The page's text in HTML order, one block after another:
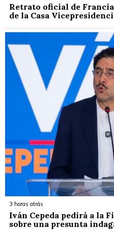
Retrato oficial de
de la Casa
3 horas atrás
Iván Cepeda pedirá a la
sobre una presunta